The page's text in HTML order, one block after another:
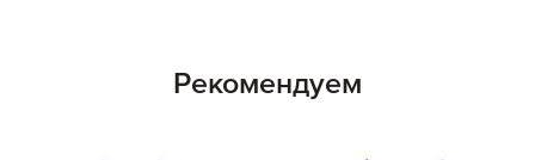
Рекомендуем